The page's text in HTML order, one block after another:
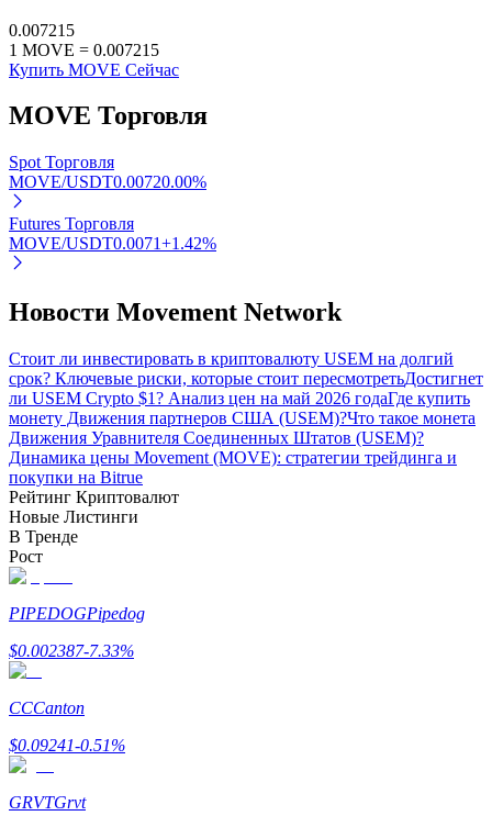
Bitrue Партнеры
Партнеры Bitrue
Пригласите друга, чтобы получить денежные
вознаграждения
BTC Welcome Rewards
0.007215
1 MOVE = 0.007215
Купить MOVE Сейчас
MOVE Торговля
Spot Торговля
MOVE/USDT0.00720.00%
Futures Торговля
MOVE/USDT0.0071+1.42%
Новости Movement Network
Стоит ли инвестировать в криптовалюту USEM на долгий
срок? Ключевые риски, которые стоит пересмотретьДостигнет
ли USEM Crypto $1? Анализ цен на май 2026 годаГде купить
монету Движения партнеров США (USEM)?Что такое монета
Движения Уравнителя Соединенных Штатов (USEM)?
Динамика цены Movement (MOVE): стратегии трейдинга и
покупки на Bitrue
Рейтинг Криптовалют
Новые Листинги
В Тренде
Рост
PIPEDOGPipedog
$0.002387-7.33%
CCCanton
$0.09241-0.51%
GRVTGrvt